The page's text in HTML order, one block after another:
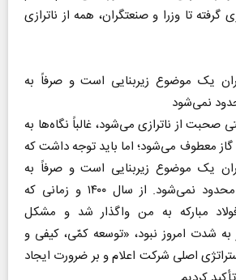
تا وزرا و صنعتگران، همه از ناترازی
یک موضوع زیربنایی است و صرفاً به
نمی‌شود
صحبت از ناترازی می‌شود، غالباً نگاه‌ها به
گاز معطوف می‌شود؛ اما باید توجه داشت که
یک موضوع زیربنایی است و صرفاً به
حوزه‌های گاز و آب محدود نمی‌شود. از سال ۱۴۰۰ و زمانی که
مبارکه به من واگذار شد و مشکل
به شدت امروز نبود، «توسعه کمّی، کیفی و
اصلی شرکت اعلام و بر ضرورت ایجاد